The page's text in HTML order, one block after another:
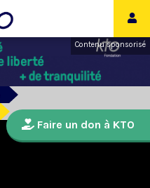
Contenu sponsorisé
Faire un don à KTO